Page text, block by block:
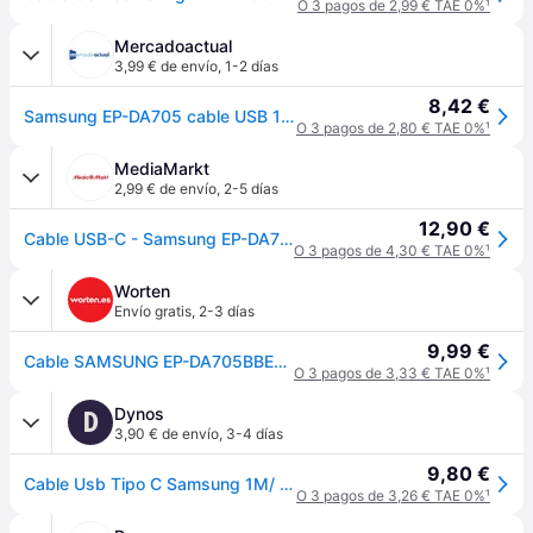
O 3 pagos de 2,99 € TAE 0%¹
Mercadoactual
3,99 € de envío, 1-2 días
Samsung EP-DA705 cable USB 1 m USB C Negro 8,42 €
O 3 pagos de 2,80 € TAE 0%¹
MediaMarkt
2,99 € de envío, 2-5 días
Cable USB-C - Samsung EP-DA705BBEG, Macho-Macho, 1m, 25W, Negro 12,90 €
O 3 pagos de 4,30 € TAE 0%¹
Worten
Envío gratis, 2-3 días
Cable SAMSUNG EP-DA705BBEGWW (USB-C - USB-C - 1 m - Negro) 9,99 €
O 3 pagos de 3,33 € TAE 0%¹
D Dynos
3,90 € de envío, 3-4 días
Cable Usb Tipo C Samsung 1M/ Macho-Macho/ Negro 9,80 €
O 3 pagos de 3,26 € TAE 0%¹